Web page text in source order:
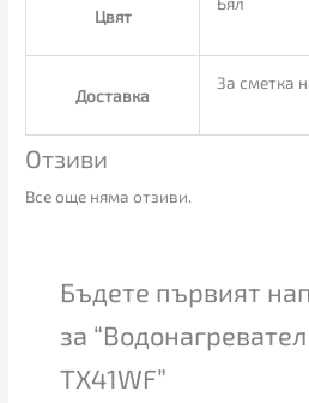
Цвят
Доставка
За сметка
Отзиви
Все още няма отзиви.
Бъдете първият
за
TX41WF”